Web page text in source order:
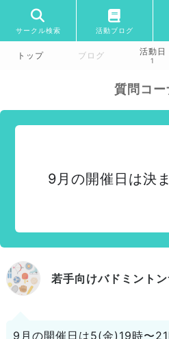
サークル検索 活動ブログ
トップ ブログ 活動日
1
質問コー
9月の開催日は決
若手向けバドミント
9月の開催日は5(金)19時〜21